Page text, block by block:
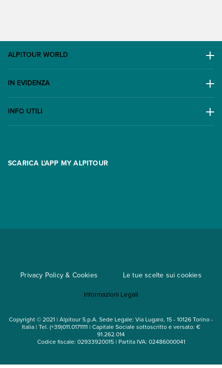
ALPITOUR WORLD
AWARD
Lavora con noi
Contatti
Assicurazioni
IN EVIDENZA
Escursioni
INFO UTILI
FAQ
Condizioni generali di contratto
Mappa del sito
SCARICA L'APP MY ALPITOUR
Privacy Policy & Cookies Le tue scelte sui cookies
Informazioni Legali
Copyright © 2021 | Alpitour S.p.A. Sede Legale: Via Lugaro, 15 - 10126 Torino -
Italia | Tel. (+39)011.0171111 | Capitale Sociale sottoscritto e versato: €
91.262.014
Codice fiscale: 02933920015 | Partita IVA: 02486000041